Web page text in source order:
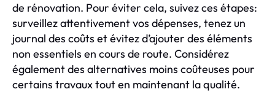
de rénovation. Pour éviter cela, suivez ces étapes:
surveillez attentivement vos dépenses, tenez un
journal des coûts et évitez d’ajouter des éléments
non essentiels en cours de route. Considérez
également des alternatives moins coûteuses pour
certains travaux tout en maintenant la qualité.